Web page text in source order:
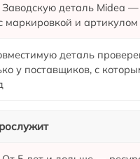
Заводскую деталь Midea
маркировкой и
деталь
у поставщиков, с